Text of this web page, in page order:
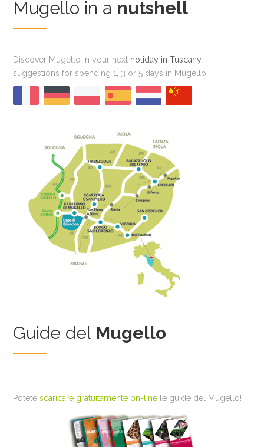
Mugello in a nutshell
Discover Mugello in your next holiday in Tuscany
suggestions for spending 1, 3 or 5 days in Mugello
Guide del Mugello
Potetescaricare gratuitamente on-line le guide del Mugello!